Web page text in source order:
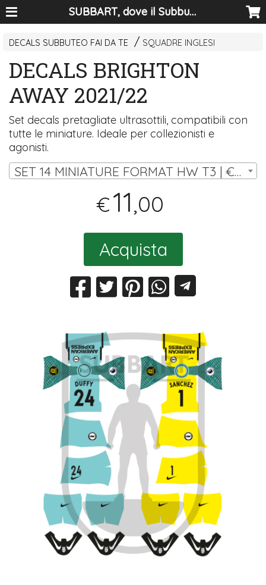
SUBBART, dove il Subbuteo diventa arte
DECALS SUBBUTEO FAI DA TE SQUADRE INGLESI
DECALS BRIGHTON
AWAY 2021/22
Set decals pretagliate ultrasottili, compatibili con
tutte le miniature. Ideale per collezionisti e
agonisti.
SET 14 MINIATURE FORMAT HW T3 | € 11,00
€11,00
Acquista